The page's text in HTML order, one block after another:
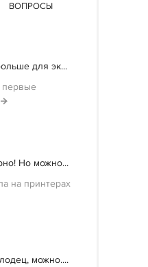
ВОПРОСЫ
для эк...
первые
Но можно...
на принтерах
можно....